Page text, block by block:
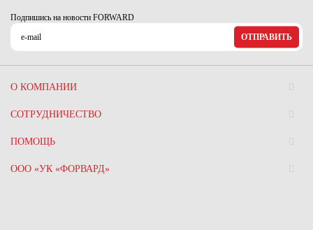
Подпишись на новости FORWARD
ОТПРАВИТЬ
О КОМПАНИИ
СОТРУДНИЧЕСТВО
ПОМОЩЬ
ООО «УК «ФОРВАРД»